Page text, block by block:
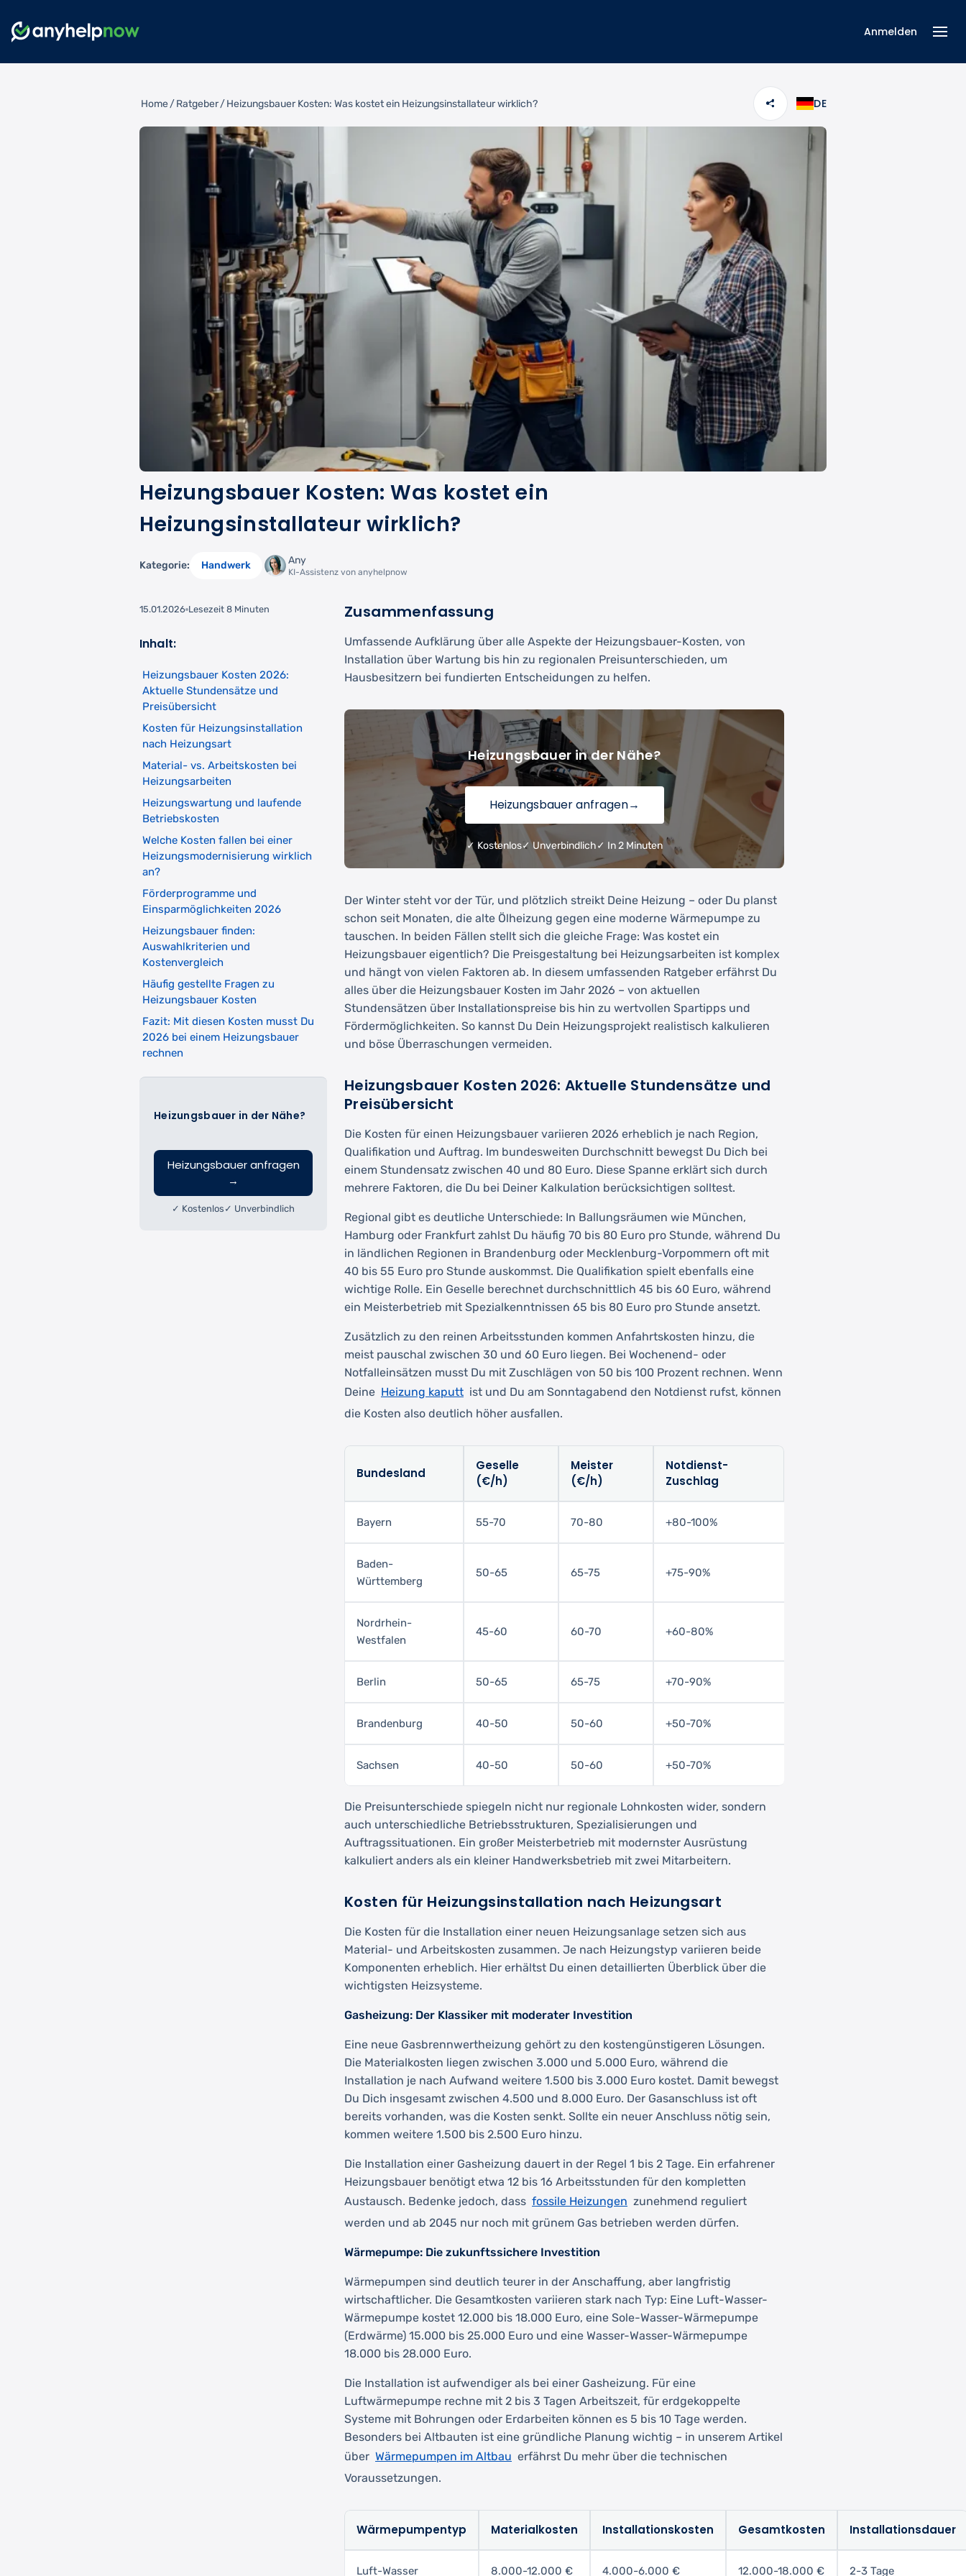
Anmelden
Home/Ratgeber/Heizungsbauer Kosten: Was kostet ein Heizungsinstallateur wirklich? DE
Heizungsbauer Kosten: Was kostet ein
Heizungsinstallateur wirklich?
Kategorie: Handwerk Any
KI-Assistenz von anyhelpnow
15.01.2026 Lesezeit 8 Minuten
Inhalt:
Heizungsbauer in der Nähe?
Heizungsbauer anfragen
→
✓ Kostenlos ✓ Unverbindlich
Heizungsbauer Kosten 2026:
Aktuelle Stundensätze und
Preisübersicht
Kosten für Heizungsinstallation
nach Heizungsart
Material- vs. Arbeitskosten bei
Heizungsarbeiten
Heizungswartung und laufende
Betriebskosten
Welche Kosten fallen bei einer
Heizungsmodernisierung wirklich
an?
Förderprogramme und
Einsparmöglichkeiten 2026
Heizungsbauer finden:
Auswahlkriterien und
Kostenvergleich
Häufig gestellte Fragen zu
Heizungsbauer Kosten
Fazit: Mit diesen Kosten musst Du
2026 bei einem Heizungsbauer
rechnen
Zusammenfassung
Umfassende Aufklärung über alle Aspekte der Heizungsbauer-Kosten, von
Installation über Wartung bis hin zu regionalen Preisunterschieden, um
Hausbesitzern bei fundierten Entscheidungen zu helfen.
Heizungsbauer in der Nähe?
Heizungsbauer anfragen→
✓ Kostenlos✓ Unverbindlich✓ In 2 Minuten
Der Winter steht vor der Tür, und plötzlich streikt Deine Heizung – oder Du planst
schon seit Monaten, die alte Ölheizung gegen eine moderne Wärmepumpe zu
tauschen. In beiden Fällen stellt sich die gleiche Frage: Was kostet ein
Heizungsbauer eigentlich? Die Preisgestaltung bei Heizungsarbeiten ist komplex
und hängt von vielen Faktoren ab. In diesem umfassenden Ratgeber erfährst Du
alles über die Heizungsbauer Kosten im Jahr 2026 – von aktuellen
Stundensätzen über Installationspreise bis hin zu wertvollen Spartipps und
Fördermöglichkeiten. So kannst Du Dein Heizungsprojekt realistisch kalkulieren
und böse Überraschungen vermeiden.
Heizungsbauer Kosten 2026: Aktuelle Stundensätze und
Preisübersicht
Die Kosten für einen Heizungsbauer variieren 2026 erheblich je nach Region,
Qualifikation und Auftrag. Im bundesweiten Durchschnitt bewegst Du Dich bei
einem Stundensatz zwischen 40 und 80 Euro. Diese Spanne erklärt sich durch
mehrere Faktoren, die Du bei Deiner Kalkulation berücksichtigen solltest.
Regional gibt es deutliche Unterschiede: In Ballungsräumen wie München,
Hamburg oder Frankfurt zahlst Du häufig 70 bis 80 Euro pro Stunde, während Du
in ländlichen Regionen in Brandenburg oder Mecklenburg-Vorpommern oft mit
40 bis 55 Euro pro Stunde auskommst. Die Qualifikation spielt ebenfalls eine
wichtige Rolle. Ein Geselle berechnet durchschnittlich 45 bis 60 Euro, während
ein Meisterbetrieb mit Spezialkenntnissen 65 bis 80 Euro pro Stunde ansetzt.
Zusätzlich zu den reinen Arbeitsstunden kommen Anfahrtskosten hinzu, die
meist pauschal zwischen 30 und 60 Euro liegen. Bei Wochenend- oder
Notfalleinsätzen musst Du mit Zuschlägen von 50 bis 100 Prozent rechnen. Wenn
Deine Heizung kaputt ist und Du am Sonntagabend den Notdienst rufst, können
die Kosten also deutlich höher ausfallen.
Bundesland
Geselle
(€/h)
Meister
(€/h)
Notdienst-
Zuschlag
Bayern 55-70 70-80 +80-100%
Baden-
Württemberg
50-65 65-75 +75-90%
Nordrhein-
Westfalen
45-60 60-70 +60-80%
Berlin 50-65 65-75 +70-90%
Brandenburg 40-50 50-60 +50-70%
Sachsen 40-50 50-60 +50-70%
Die Preisunterschiede spiegeln nicht nur regionale Lohnkosten wider, sondern
auch unterschiedliche Betriebsstrukturen, Spezialisierungen und
Auftragssituationen. Ein großer Meisterbetrieb mit modernster Ausrüstung
kalkuliert anders als ein kleiner Handwerksbetrieb mit zwei Mitarbeitern.
Kosten für Heizungsinstallation nach Heizungsart
Die Kosten für die Installation einer neuen Heizungsanlage setzen sich aus
Material- und Arbeitskosten zusammen. Je nach Heizungstyp variieren beide
Komponenten erheblich. Hier erhältst Du einen detaillierten Überblick über die
wichtigsten Heizsysteme.
Gasheizung: Der Klassiker mit moderater Investition
Eine neue Gasbrennwertheizung gehört zu den kostengünstigeren Lösungen.
Die Materialkosten liegen zwischen 3.000 und 5.000 Euro, während die
Installation je nach Aufwand weitere 1.500 bis 3.000 Euro kostet. Damit bewegst
Du Dich insgesamt zwischen 4.500 und 8.000 Euro. Der Gasanschluss ist oft
bereits vorhanden, was die Kosten senkt. Sollte ein neuer Anschluss nötig sein,
kommen weitere 1.500 bis 2.500 Euro hinzu.
Die Installation einer Gasheizung dauert in der Regel 1 bis 2 Tage. Ein erfahrener
Heizungsbauer benötigt etwa 12 bis 16 Arbeitsstunden für den kompletten
Austausch. Bedenke jedoch, dass fossile Heizungen zunehmend reguliert
werden und ab 2045 nur noch mit grünem Gas betrieben werden dürfen.
Wärmepumpe: Die zukunftssichere Investition
Wärmepumpen sind deutlich teurer in der Anschaffung, aber langfristig
wirtschaftlicher. Die Gesamtkosten variieren stark nach Typ: Eine Luft-Wasser-
Wärmepumpe kostet 12.000 bis 18.000 Euro, eine Sole-Wasser-Wärmepumpe
(Erdwärme) 15.000 bis 25.000 Euro und eine Wasser-Wasser-Wärmepumpe
18.000 bis 28.000 Euro.
Die Installation ist aufwendiger als bei einer Gasheizung. Für eine
Luftwärmepumpe rechne mit 2 bis 3 Tagen Arbeitszeit, für erdgekoppelte
Systeme mit Bohrungen oder Erdarbeiten können es 5 bis 10 Tage werden.
Besonders bei Altbauten ist eine gründliche Planung wichtig – in unserem Artikel
über Wärmepumpen im Altbau erfährst Du mehr über die technischen
Voraussetzungen.
Wärmepumpentyp Materialkosten Installationskosten Gesamtkosten Installationsdauer
Luft-Wasser 8.000-12.000 € 4.000-6.000 € 12.000-18.000 € 2-3 Tage